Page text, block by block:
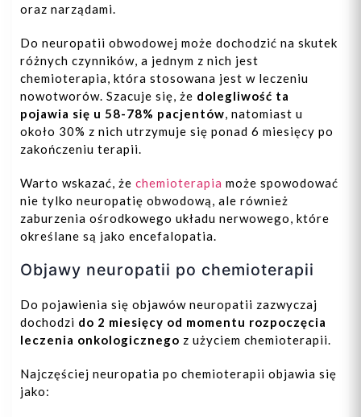
oraz narządami.
Do neuropatii obwodowej może dochodzić na skutek
różnych czynników, a jednym z nich jest
chemioterapia, która stosowana jest w leczeniu
nowotworów. Szacuje się, że dolegliwość ta
pojawia się u 58-78% pacjentów, natomiast u
około 30% z nich utrzymuje się ponad 6 miesięcy po
zakończeniu terapii.
Warto wskazać, że chemioterapia może spowodować
nie tylko neuropatię obwodową, ale również
zaburzenia ośrodkowego układu nerwowego, które
określane są jako encefalopatia.
Objawy neuropatii po chemioterapii
Do pojawienia się objawów neuropatii zazwyczaj
dochodzi do 2 miesięcy od momentu rozpoczęcia
leczenia onkologicznego z użyciem chemioterapii.
Najczęściej neuropatia po chemioterapii objawia się
jako: